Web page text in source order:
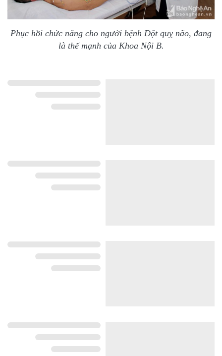
Phục hồi chức năng cho người bệnh Đột quỵ não, đang
là thế mạnh của Khoa Nội B.